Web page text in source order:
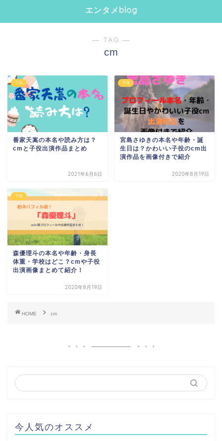
エンタメblog
― TAG ―
cm
子役
番家天嵩の本名や読み方は？
cmと子役出演作品まとめ
2021年6月6日
子役
宮島さゆきの本名や年齢・誕
生日は？かわいい子役のcm出
演作品を画像付きで紹介
2020年8月19日
子役
森優理斗の本名や年齢・身長
体重・学校はどこ？cmや子役
出演画像まとめて紹介！
2020年8月19日
HOME cm
今人気のオススメ